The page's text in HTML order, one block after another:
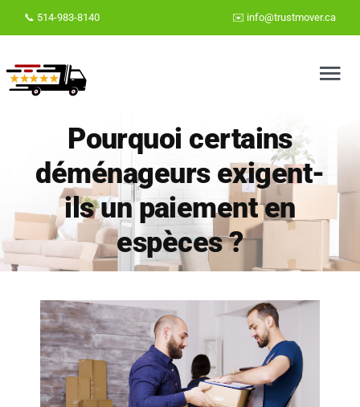
to
content
📞 514-983-8140 ✉️ info@trustmover.ca
Déménageurs bien notés à Montréal
Déménageurs bien notés à Laval
Blog
À propos
Pourquoi certains
déménageurs exigent-
ils un paiement en
espèces ?